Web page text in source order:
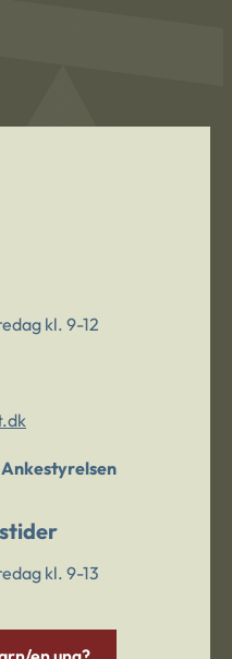
kl. 9-12
kl. 9-13